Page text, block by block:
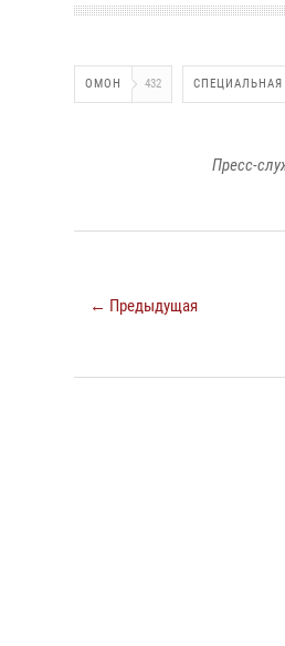
ОМОН 432
Пресс-
← Предыдущая